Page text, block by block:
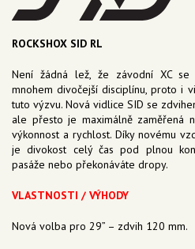
ROCKSHOX SID RL
Není žádná lež, že závodní XC
mnohem divočejší disciplínu, proto i
tuto výzvu. Nová vidlice SID se
ale přesto je maximálně zaměřená
výkonnost a rychlost. Díky novému
je divokost celý čas pod plnou
pasáže nebo překonáváte dropy.
VLASTNOSTI / VÝHODY
Nová volba pro 29” – zdvih 120 mm.